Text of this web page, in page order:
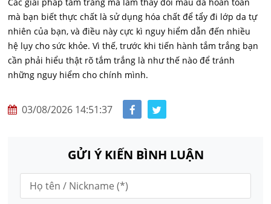
mà bạn biết thực chất là sử dụng hóa chất để tẩy đi lớp da tự
nhiên của bạn, và điều này cực kì nguy hiểm dẫn đến nhiều
hệ lụy cho sức khỏe. Vì thế, trước khi tiến hành tắm trắng bạn
cần phải hiểu thật rõ tắm trắng là như thế nào để tránh
những nguy hiểm cho chính mình.
03/08/2026 14:51:37
GỬI Ý KIẾN BÌNH LUẬN